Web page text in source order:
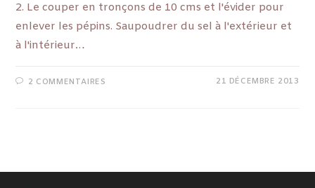
2. Le couper en tronçons de 10 cms et l'évider pour
enlever les pépins. Saupoudrer du sel à l'extérieur et
à l'intérieur…
2 COMMENTAIRES 21 DÉCEMBRE 2013